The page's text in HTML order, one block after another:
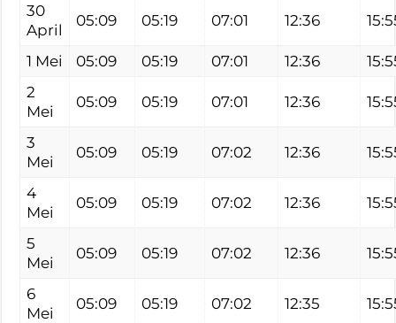
30
April
05:09 05:19 07:01 12:36
1 Mei 05:09 05:19 07:01 12:36
2
Mei
05:09 05:19 07:01 12:36
3
Mei
05:09 05:19 07:02 12:36
4
Mei
05:09 05:19 07:02 12:36
5
Mei
05:09 05:19 07:02 12:36
6
Mei
05:09 05:19 07:02 12:35